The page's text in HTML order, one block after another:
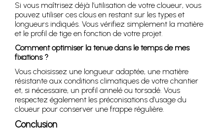
Si vous maîtrisez déjà l’utilisation de votre cloueur, vous
pouvez utiliser ces clous en restant sur les types et
longueurs indiqués. Vous vérifiez simplement la matière
et le profil de tige en fonction de votre projet.
Comment optimiser la tenue dans le temps de mes
fixations ?
Vous choisissez une longueur adaptée, une matière
résistante aux conditions climatiques de votre chantier
et, si nécessaire, un profil annelé ou torsadé. Vous
respectez également les préconisations d’usage du
cloueur pour conserver une frappe régulière.
Conclusion